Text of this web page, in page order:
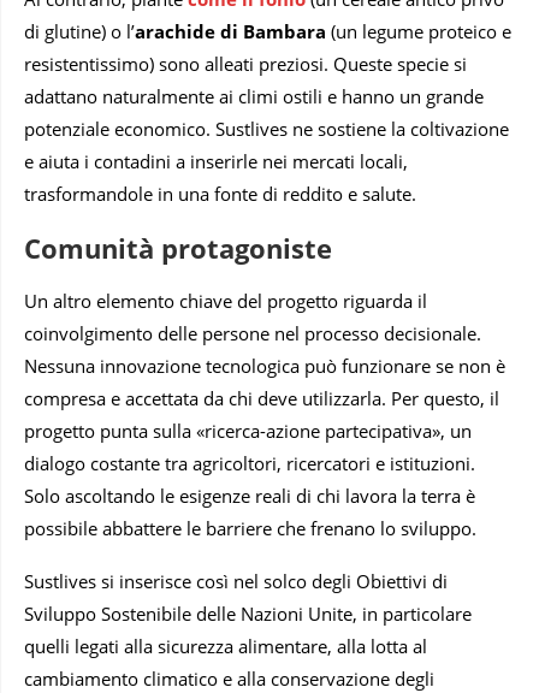
di glutine) o l’arachide di Bambara (un legume proteico e
resistentissimo) sono alleati preziosi. Queste specie si
adattano naturalmente ai climi ostili e hanno un grande
potenziale economico. Sustlives ne sostiene la coltivazione
e aiuta i contadini a inserirle nei mercati locali,
trasformandole in una fonte di reddito e salute.
Comunità protagoniste
Un altro elemento chiave del progetto riguarda il
coinvolgimento delle persone nel processo decisionale.
Nessuna innovazione tecnologica può funzionare se non è
compresa e accettata da chi deve utilizzarla. Per questo, il
progetto punta sulla «ricerca-azione partecipativa», un
dialogo costante tra agricoltori, ricercatori e istituzioni.
Solo ascoltando le esigenze reali di chi lavora la terra è
possibile abbattere le barriere che frenano lo sviluppo.
Sustlives si inserisce così nel solco degli Obiettivi di
Sviluppo Sostenibile delle Nazioni Unite, in particolare
quelli legati alla sicurezza alimentare, alla lotta al
cambiamento climatico e alla conservazione degli